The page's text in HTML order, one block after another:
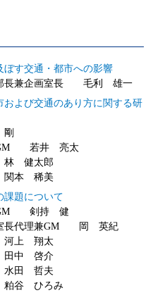
ぼす交通・都市への影響
部長兼企画室長 毛利 雄一
および交通のあり方に関する研
GM 若井 亮太
林 健太郎
関本 稀美
課題について
GM 剣持 健
長代理兼GM 岡 英紀
河上 翔太
田中 啓介
水田 哲夫
谷 ひろみ